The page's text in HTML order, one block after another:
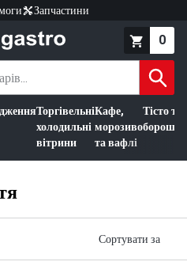
Запчастини
0
Торгівельні
холодильні
вітрини
Кафе,
морозиво
та вафлі
Тісто та
борошно
Сортувати за